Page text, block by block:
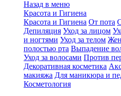
Назад в меню
Красота и Гигиена
Красота и Гигиена От пота
Депиляция Уход за лицом
и ногтями Уход за телом
полостью рта Выпадение
Уход за волосами Против
Декоративная косметика
макияжа Для маникюра и
Косметология